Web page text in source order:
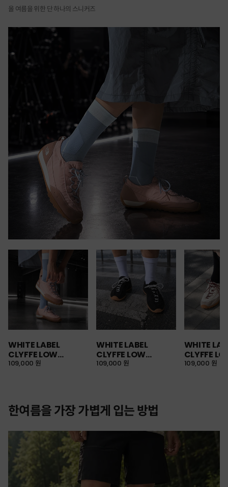
올 여름을 위한 단 하나의 스니커즈
WHITE LABEL
CLYFFE LOW
SNEAKERS
109,000 원
WHITE LABEL
CLYFFE LOW
SNEAKERS
109,000 원
WHITE
CLYFFE
SNEAKERS
109,000 원
한여름을 가장 가볍게 입는 방법